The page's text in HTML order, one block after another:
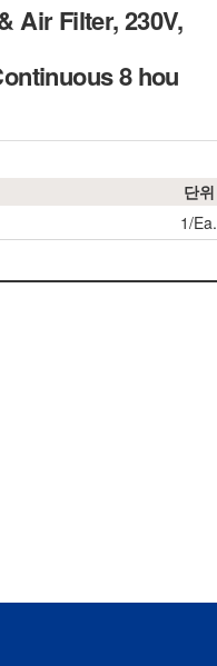
Air Filter, 230V,
8 hou
단위
1/Ea.